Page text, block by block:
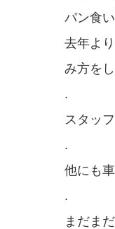
パン食
去年よ
み方を
.
スタッ
.
他にも
.
まだま